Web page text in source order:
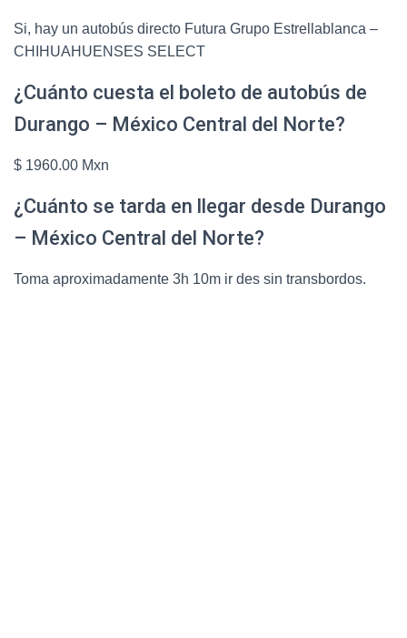
Si, hay un autobús directo Futura Grupo Estrellablanca –
CHIHUAHUENSES SELECT
¿Cuánto cuesta el boleto de autobús de
Durango – México Central del Norte?
$ 1960.00 Mxn
¿Cuánto se tarda en llegar desde Durango
– México Central del Norte?
Toma aproximadamente 3h 10m ir des sin transbordos.